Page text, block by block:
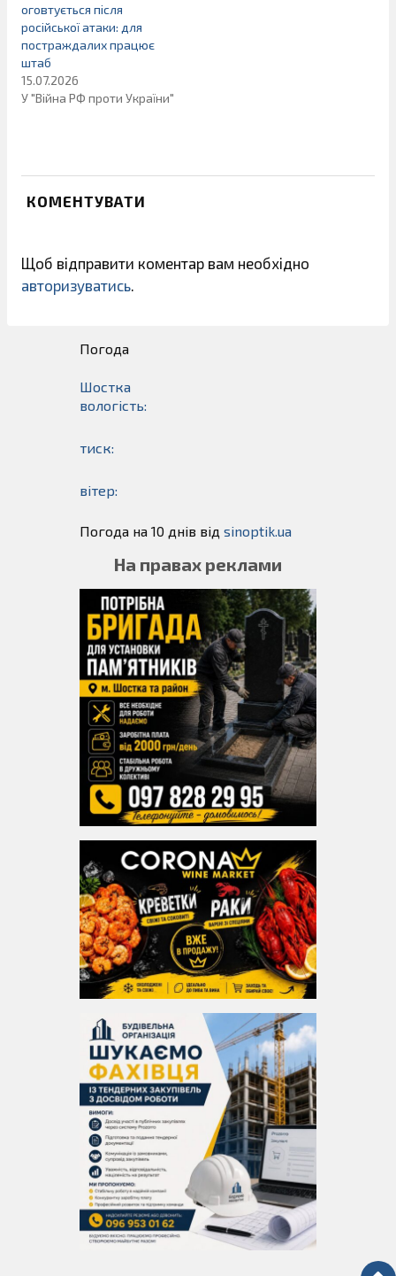
оговтується після
російської атаки: для
постраждалих працює
штаб
15.07.2026
У "Війна РФ проти України"
КОМЕНТУВАТИ
Щоб відправити коментар вам необхідно
авторизуватись.
Погода
Шостка
вологість:
тиск:
вітер:
Погода на 10 днів від sinoptik.ua
На правах реклами